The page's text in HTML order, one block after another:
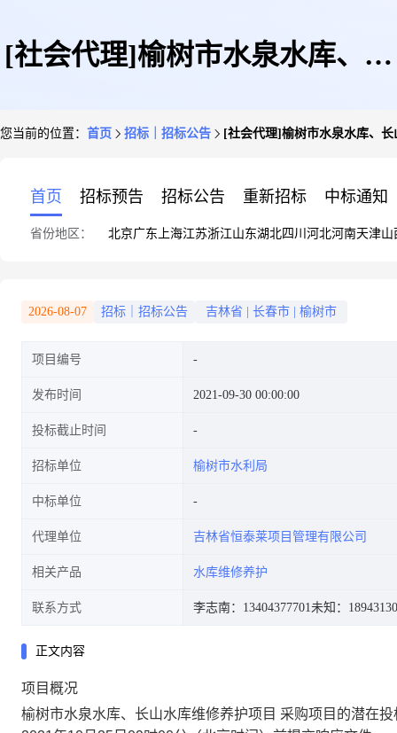
[社会代理]榆树市水泉水库、长
您当前的位置： 首页 招标｜招标公告 [社会代理]榆树市水泉水库、
首页 招标预告 招标公告 重新招标 中标通知
省份地区： 北京广东 上海江苏浙江山东湖北四川 河北河南天津山
2026-08-07 招标｜招标公告 吉林省 长春市 榆树市
项目编号
发布时间 2021-09-30 00:00:00
投标截止时间
招标单位 榆树市水利局
中标单位
代理单位 吉林省恒泰莱项目管理有限公司
相关产品 水库维修养护
联系方式 李志南：13404377701未知：
正文内容
项目概况
榆树市水泉水库、长山水库维修养护项目 采购项目的潜在